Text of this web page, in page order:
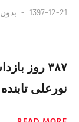
1397-12-21
۳۸۷ روز
نورعلی